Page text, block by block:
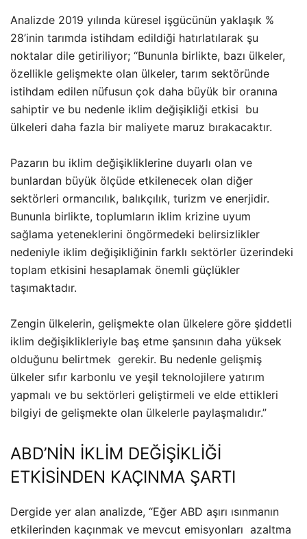
Analizde 2019 yılında küresel işgücünün yaklaşık %
28’inin tarımda istihdam edildiği hatırlatılarak şu
noktalar dile getiriliyor; “Bununla birlikte, bazı ülkeler,
özellikle gelişmekte olan ülkeler, tarım sektöründe
istihdam edilen nüfusun çok daha büyük bir oranına
sahiptir ve bu nedenle iklim değişikliği etkisi bu
ülkeleri daha fazla bir maliyete maruz bırakacaktır.
Pazarın bu iklim değişikliklerine duyarlı olan ve
bunlardan büyük ölçüde etkilenecek olan diğer
sektörleri ormancılık, balıkçılık, turizm ve enerjidir.
Bununla birlikte, toplumların iklim krizine uyum
sağlama yeteneklerini öngörmedeki belirsizlikler
nedeniyle iklim değişikliğinin farklı sektörler üzerindeki
toplam etkisini hesaplamak önemli güçlükler
taşımaktadır.
Zengin ülkelerin, gelişmekte olan ülkelere göre şiddetli
iklim değişiklikleriyle baş etme şansının daha yüksek
olduğunu belirtmek gerekir. Bu nedenle gelişmiş
ülkeler sıfır karbonlu ve yeşil teknolojilere yatırım
yapmalı ve bu sektörleri geliştirmeli ve elde ettikleri
bilgiyi de gelişmekte olan ülkelerle paylaşmalıdır.”
ABD’NİN İKLİM DEĞİŞİKLİĞİ
ETKİSİNDEN KAÇINMA ŞARTI
Dergide yer alan analizde, “Eğer ABD aşırı ısınmanın
etkilerinden kaçınmak ve mevcut emisyonları azaltma